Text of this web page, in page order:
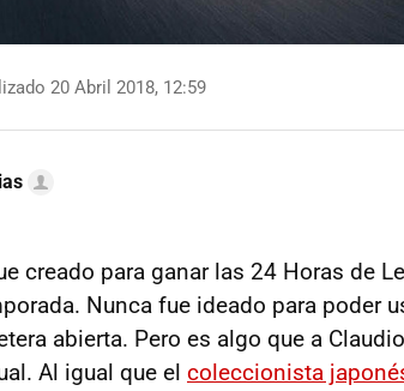
20 Abril 2018, 12:59
creado para ganar las 24 Horas de
Nunca fue ideado para poder
abierta. Pero es algo que a
Al igual que el coleccionista